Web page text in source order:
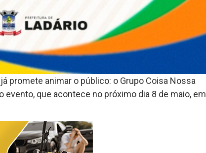
promete animar o público: o Grupo Coisa Nossa
evento, que acontece no próximo dia 8 de maio, em